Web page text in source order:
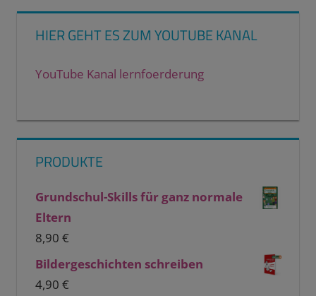
HIER GEHT ES ZUM YOUTUBE KANAL
YouTube Kanal lernfoerderung
PRODUKTE
Grundschul-Skills für ganz normale
Eltern
8,90 €
Bildergeschichten schreiben
4,90 €